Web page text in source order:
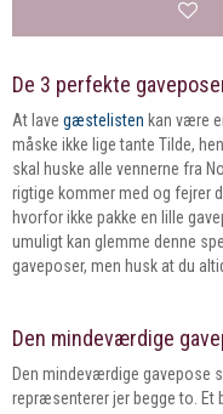
De 3 perfekte
At lave gæstelisten kan være
måske ikke lige tante Tilde,
skal huske alle vennerne fra
rigtige kommer med og fejrer
hvorfor ikke pakke en lille
umuligt kan glemme denne
gaveposer, men husk at du
Den mindeværdige
Den mindeværdige gavepose
repræsenterer jer begge to. Et